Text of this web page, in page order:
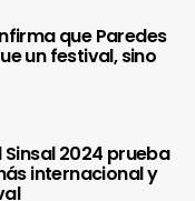
que Paredes
un festival, sino
2024 prueba
internacional y